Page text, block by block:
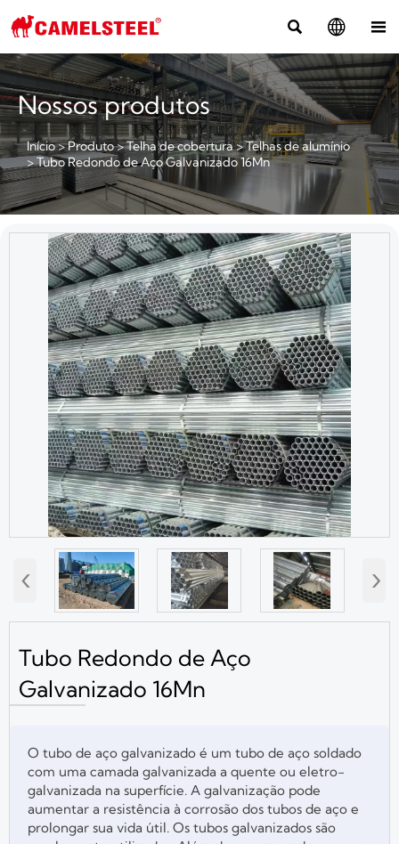
  
Nossos produtos
Início>Produto>Telha de cobertura>Telhas de alumínio
>Tubo Redondo de Aço Galvanizado 16Mn
‹ ›
Tubo Redondo de Aço
Galvanizado 16Mn
O tubo de aço galvanizado é um tubo de aço soldado
com uma camada galvanizada a quente ou eletro-
galvanizada na superfície. A galvanização pode
aumentar a resistência à corrosão dos tubos de aço e
prolongar sua vida útil. Os tubos galvanizados são